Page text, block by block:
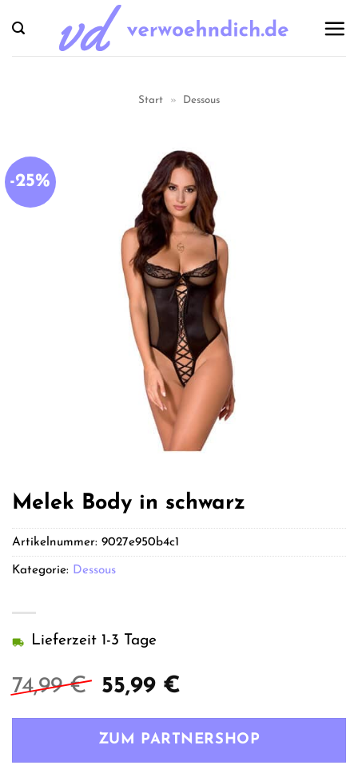
Inhalt
springen
Start » Dessous
-25%
Melek Body in schwarz
74,99€
Ursprünglicher
war:
55,99 €Aktueller
ist:
Lieferzeit 1-3 Tage
ZUM PARTNERSHOP
Artikelnummer: 9027e950b4c1
Kategorie: Dessous